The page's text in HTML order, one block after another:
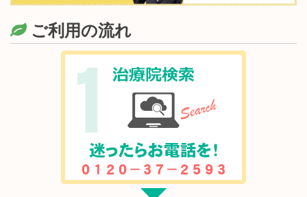
ご利用の流れ